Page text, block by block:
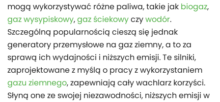
mogą wykorzystywać różne paliwa, takie jak biogaz,
gaz wysypiskowy,gaz ściekowyczywodór.
Szczególną popularnością cieszą się jednak
generatory przemysłowe na gaz ziemny, a to za
sprawą ich wydajności i niższych emisji. Te silniki,
zaprojektowane z myślą o pracy z wykorzystaniem
gazu ziemnego, zapewniają cały wachlarz korzyści.
Słyną one ze swojej niezawodności, niższych emisji w